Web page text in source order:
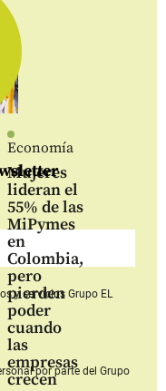
Economía
Mujeres
lideran el
55% de las
MiPymes
en
Colombia,
pero
pierden
poder
cuando
las
empresas
crecen
y serviciosGrupo EL
por parte del Grupo